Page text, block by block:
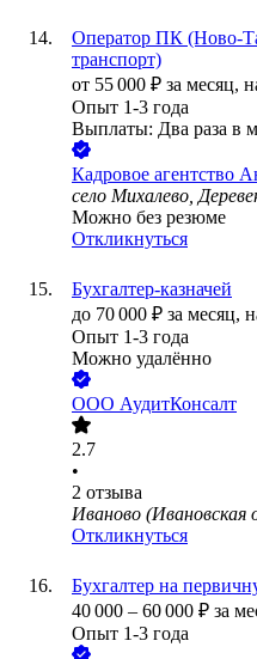
Оператор ПК (Ново-
транспорт)
от 55 000 ₽ за месяц,
Опыт 1-3 года
Выплаты: Два раза в
Кадровое агентство
село Михалево,
Можно без резюме
Откликнуться
Бухгалтер-казначей
до 70 000 ₽ за месяц,
Опыт 1-3 года
Можно удалённо
ООО АудитКонсалт
2.7
•
2 отзыва
Иваново (Ивановская
Откликнуться
Бухгалтер на
40 000 – 60 000 ₽ за
Опыт 1-3 года